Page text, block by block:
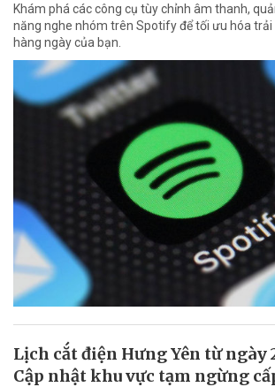
Khám phá các công cụ tùy chỉnh âm thanh,
năng nghe nhóm trên Spotify để tối ưu hóa
hàng ngày của bạn.
Lịch cắt điện Hưng Yên từ ngày
Cập nhật khu vực tạm ngừng